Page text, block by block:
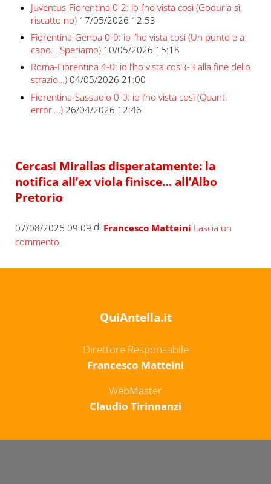
Juventus-Fiorentina 0-2: io l’ho vista così (Goduria sì,
riscatto no) 17/05/2026 12:53
Fiorentina-Genoa 0-0: io l’ho vista così (Un punto e a
capo… Speriamo) 10/05/2026 15:18
Roma-Fiorentina 4-0: io l’ho vista così (-3 alla fine dello
strazio…) 04/05/2026 21:00
Fiorentina-Sassuolo 0-0: io l’ho vista così (Quanti
errori…) 26/04/2026 12:46
Cercasi Mirallas disperatamente: la
notifica all’ex viola finisce… all’Albo
Pretorio
07/08/2026 09:09 di Francesco Matteini Lascia un
commento
QuiAntella.it
Direttore Responsabile
Francesco Matteini
WebMaster
Claudio Tirinnanzi